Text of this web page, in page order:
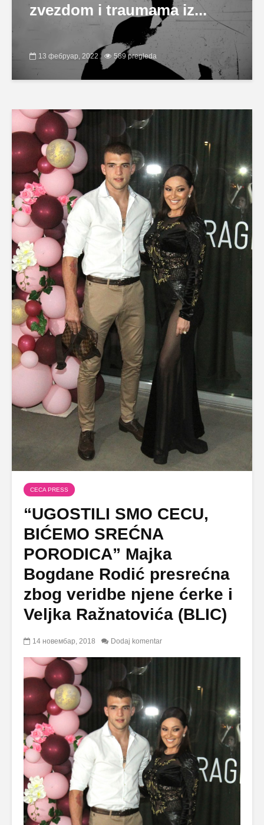
zvezdom i traumama iz...
13 фебруар, 2022 589 pregleda
CECA PRESS
“UGOSTILI SMO CECU,
BIĆEMO SREĆNA
PORODICA” Majka
Bogdane Rodić presrećna
zbog veridbe njene ćerke i
Veljka Ražnatovića (BLIC)
14 новембар, 2018 Dodaj komentar